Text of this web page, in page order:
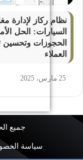
نظام ركاز لإدارة
السيارات: الحل
الحجوزات وتحسين
العملاء
25 مارس، 2025
جميع
سياسة